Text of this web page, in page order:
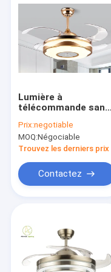
Produits
Au sujet de nous
Lumière à
télécommande sans
de plafond de 4
lames
Prix:negotiable
MOQ:Négociable
Trouvez les derniers prix
Contactez